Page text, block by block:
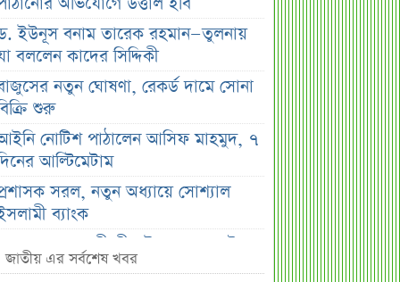
ইউনূস বনাম তারেক রহমান—তুলনায়
বললেন কাদের সিদ্দিকী
নতুন ঘোষণা, রেকর্ড দামে সোনা
শুরু
নোটিশ পাঠালেন আসিফ মাহমুদ, ৭
আল্টিমেটাম
সরল, নতুন অধ্যায়ে সোশ্যাল
ব্যাংক
ভারত ও আওয়ামী লীগ ইস্যুতে পররাষ্ট্র
মন্তব্য
জাতীয় এর সর্বশেষ খবর